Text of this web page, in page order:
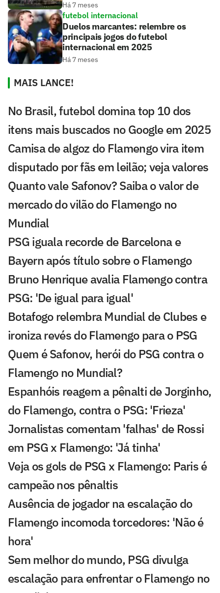
Há 7 meses
futebol internacional
Duelos marcantes: relembre os
principais jogos do futebol
internacional em 2025
Há 7 meses
MAIS LANCE!
No Brasil, futebol domina top 10 dos
itens mais buscados no Google em 2025
Camisa de algoz do Flamengo vira item
disputado por fãs em leilão; veja valores
Quanto vale Safonov? Saiba o valor de
mercado do vilão do Flamengo no
Mundial
PSG iguala recorde de Barcelona e
Bayern após título sobre o Flamengo
Bruno Henrique avalia Flamengo contra
PSG: 'De igual para igual'
Botafogo relembra Mundial de Clubes e
ironiza revés do Flamengo para o PSG
Quem é Safonov, herói do PSG contra o
Flamengo no Mundial?
Espanhóis reagem a pênalti de Jorginho,
do Flamengo, contra o PSG: 'Frieza'
Jornalistas comentam 'falhas' de Rossi
em PSG x Flamengo: 'Já tinha'
Veja os gols de PSG x Flamengo: Paris é
campeão nos pênaltis
Ausência de jogador na escalação do
Flamengo incomoda torcedores: 'Não é
hora'
Sem melhor do mundo, PSG divulga
escalação para enfrentar o Flamengo no